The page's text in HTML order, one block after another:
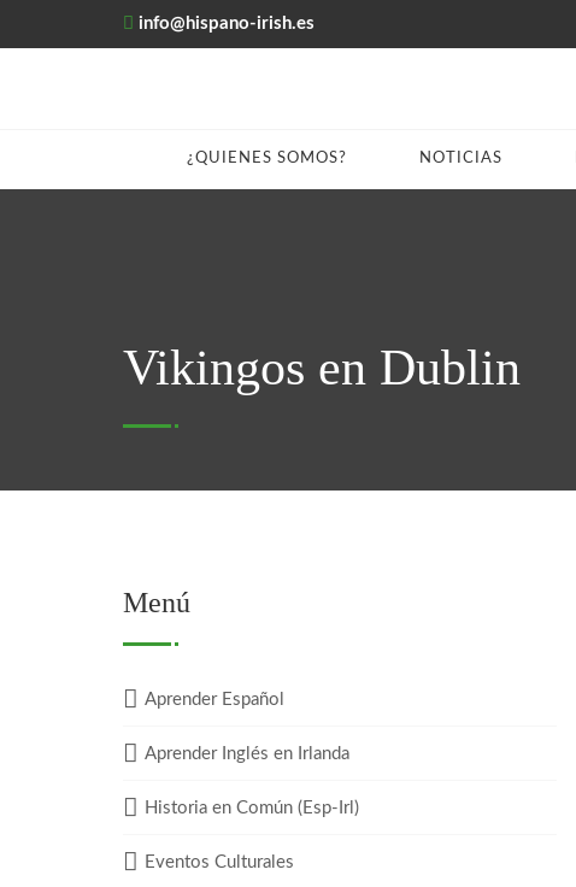
info@hispano-irish.es
¿QUIENES SOMOS? NOTICIAS
Vikingos en Dublin
Menú
Aprender Español
Aprender Inglés en Irlanda
Historia en Común (Esp-Irl)
Eventos Culturales